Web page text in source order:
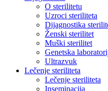
O sterilitetu
Uzroci steriliteta
Dijagnostika
Ženski sterilitet
Muški sterilitet
Genetska
Ultrazvuk
Lečenje steriliteta
Lečenje steriliteta
Inseminacija